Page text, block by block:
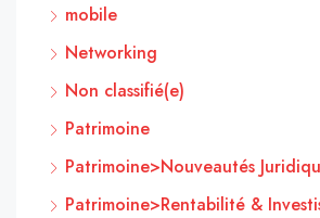
mobile
Networking
Non classifié(e)
Patrimoine
Patrimoine>Nouveautés
Patrimoine>Rentabilité &